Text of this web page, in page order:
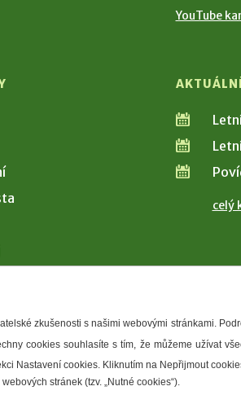
YouTube
celý
zkušenosti s našimi webovými stránkami.
cookies souhlasíte s tím, že můžeme užívat
Nastavení cookies. Kliknutím na Nepřijmout
stránek (tzv. „Nutné cookies“).